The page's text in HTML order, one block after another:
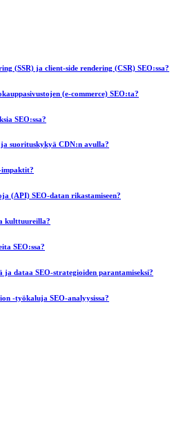
(SSR) ja client-side rendering (CSR) SEO:ssa?
(e-commerce) SEO:ta?
SEO:ssa?
suorituskykyä CDN:n avulla?
impaktit?
(API) SEO-datan rikastamiseen?
kulttuureilla?
SEO:ssa?
dataa SEO-strategioiden parantamiseksi?
-työkaluja SEO-analyysissa?